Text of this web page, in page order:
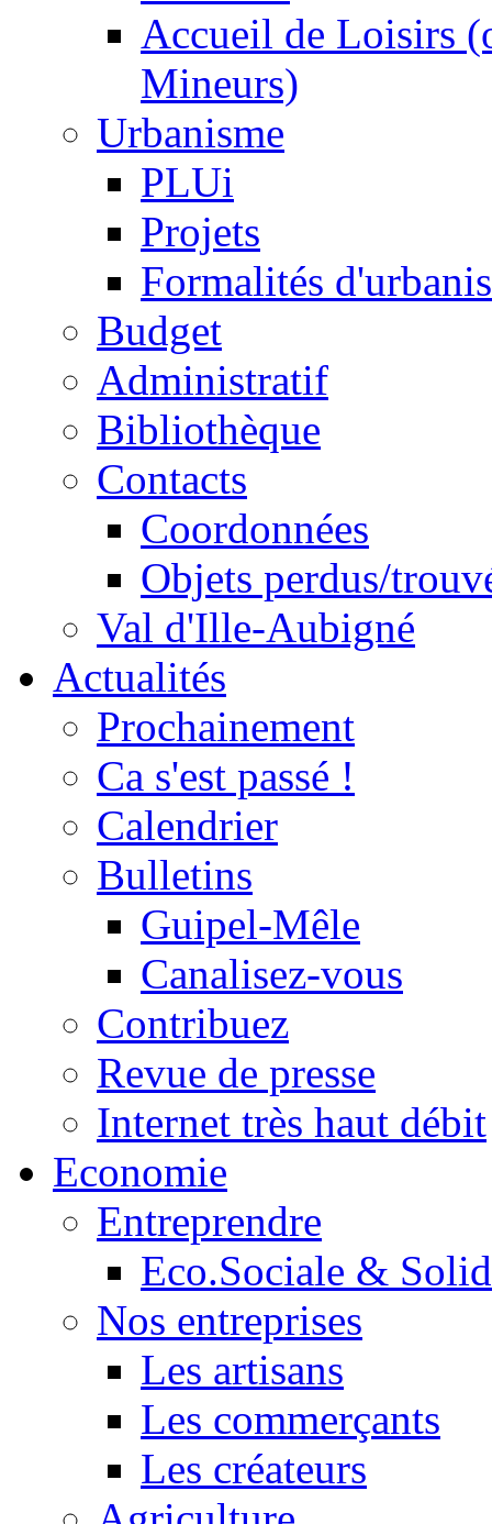
Accueil de Loisirs
Mineurs)
Urbanisme
PLUi
Projets
Formalités
Budget
Administratif
Bibliothèque
Contacts
Coordonnées
Objets perdus/
Val d'Ille-Aubigné
Actualités
Prochainement
Ca s'est passé !
Calendrier
Bulletins
Guipel-Mêle
Canalisez-vous
Contribuez
Revue de presse
Internet très haut débit
Economie
Entreprendre
Eco.Sociale &
Nos entreprises
Les artisans
Les commerçants
Les créateurs